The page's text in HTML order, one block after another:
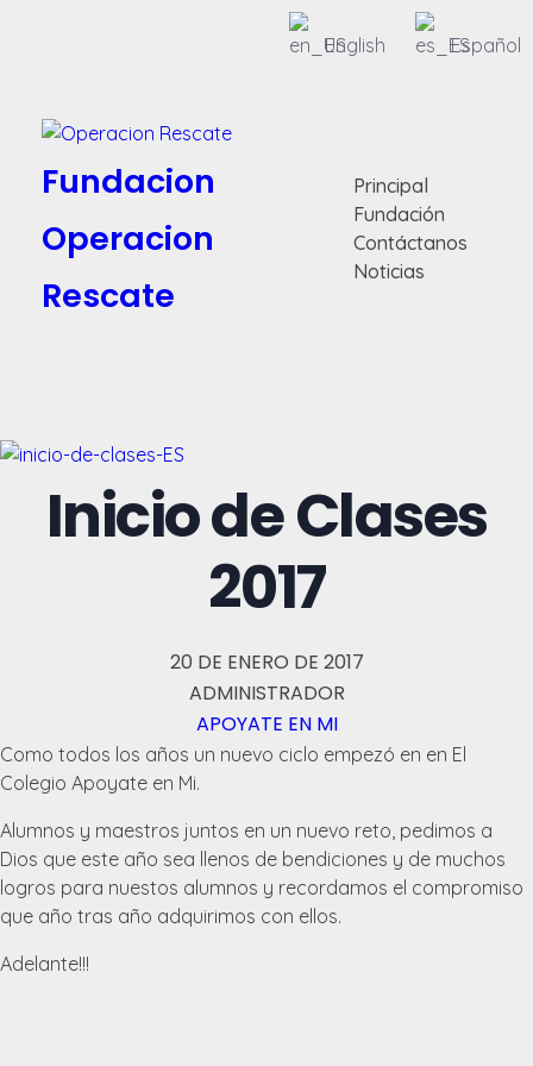
English Español
Fundacion
Operacion
Rescate
Principal
Fundación
Contáctanos
Noticias
Inicio de Clases
2017
20 DE ENERO DE 2017
ADMINISTRADOR
APOYATE EN MI
Como todos los años un nuevo ciclo empezó en en El
Colegio Apoyate en Mi.
Alumnos y maestros juntos en un nuevo reto, pedimos a
Dios que este año sea llenos de bendiciones y de muchos
logros para nuestos alumnos y recordamos el compromiso
que año tras año adquirimos con ellos.
Adelante!!!